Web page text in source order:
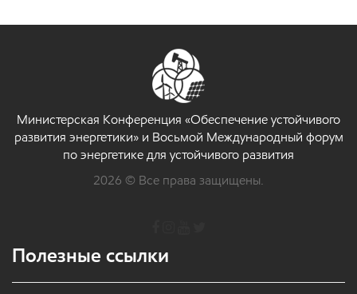
Министерская Конференция «Обеспечение устойчивого
развития энергетики» и Восьмой Международный форум
по энергетике для устойчивого развития
2026 © Все права защищены.
Полезные ссылки